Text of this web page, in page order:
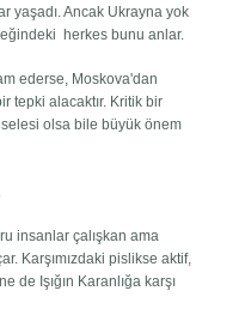
yaşadı. Ancak Ukrayna yok
herkes bunu anlar.
ederse, Moskova'dan
tepki alacaktır. Kritik bir
olsa bile büyük önem
insanlar çalışkan ama
Karşımızdaki pislikse aktif,
de Işığın Karanlığa karşı